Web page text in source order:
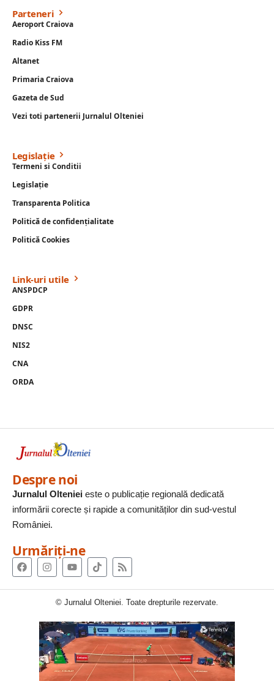
Parteneri
Aeroport Craiova
Radio Kiss FM
Altanet
Primaria Craiova
Gazeta de Sud
Vezi toti partenerii Jurnalul Olteniei
Legislație
Termeni si Conditii
Legislație
Transparenta Politica
Politică de confidențialitate
Politică Cookies
Link-uri utile
ANSPDCP
GDPR
DNSC
NIS2
CNA
ORDA
Despre noi
Jurnalul Olteniei este o publicație regională dedicată
informării corecte și rapide a comunităților din sud-vestul
României.
Urmăriți-ne
© Jurnalul Olteniei. Toate drepturile rezervate.